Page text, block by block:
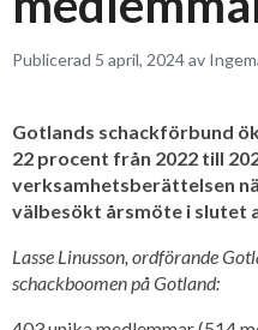
Publicerad 5 april, 2024 av
Gotlands schackförbund
22 procent från 2022 till
verksamhetsberättelsen
välbesökt årsmöte i slutet
Lasse Linusson, ordförande
schackboomen på Gotland: